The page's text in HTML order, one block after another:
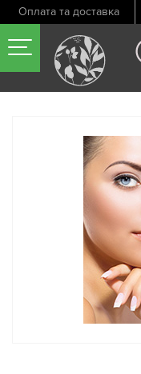
Оплата та доставка
Попередній товар